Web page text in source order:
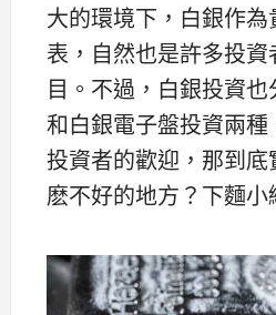
大的環境下，白銀作
表，自然也是許多投
目。不過，白銀投資
和白銀電子盤投資兩
投資者的歡迎，那到
麽不好的地方？下麵小